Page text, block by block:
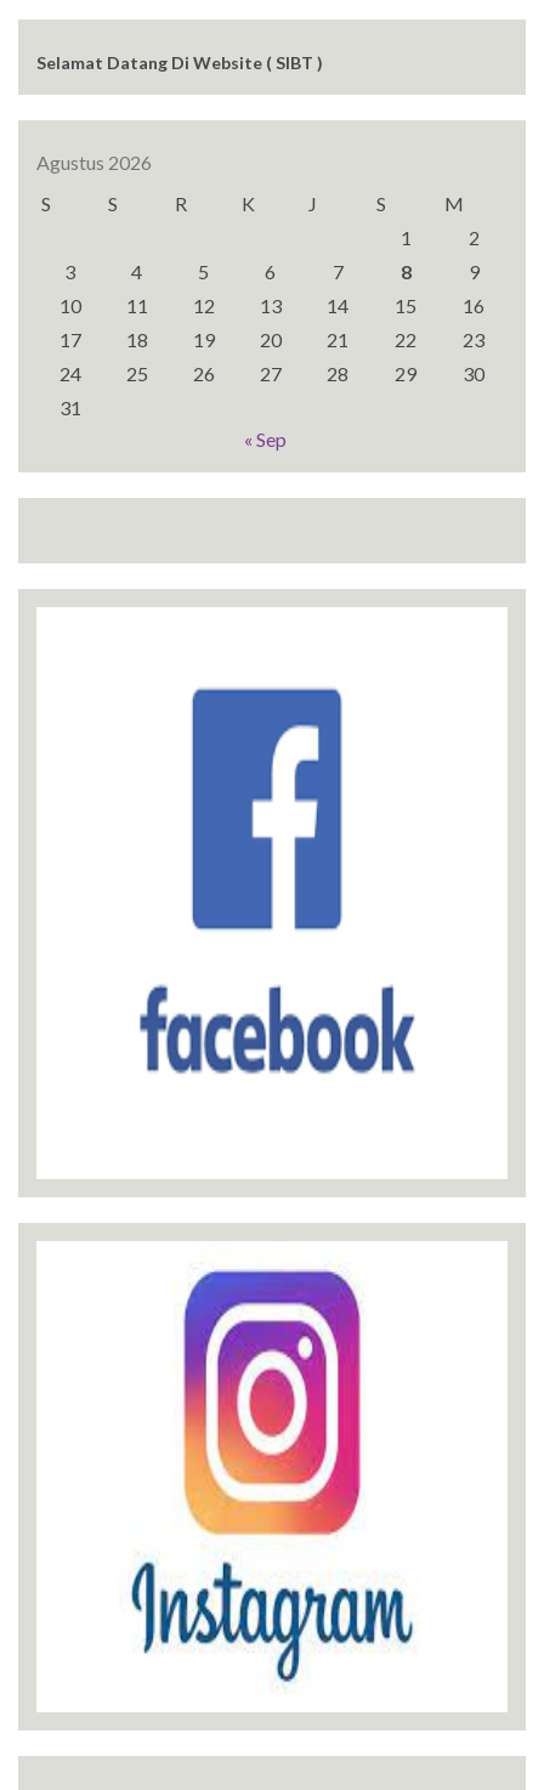
Selamat Datang Di Website ( SIBT )
Agustus 2026
S
S R K J S
M
1
2
3
4 5 6 7 8
9
10
11 12 13 14 15
16
17
18 19 20 21 22
23
24
25 26 27 28 29
30
31
« Sep